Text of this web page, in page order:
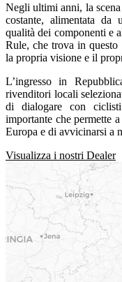
Negli ultimi anni, la
costante, alimentata da
qualità dei componenti e
Rule, che trova in
la propria visione e il
L’ingresso in
rivenditori locali
di dialogare con
importante che permette
Europa e di avvicinarsi a
Visualizza i nostri Dealer